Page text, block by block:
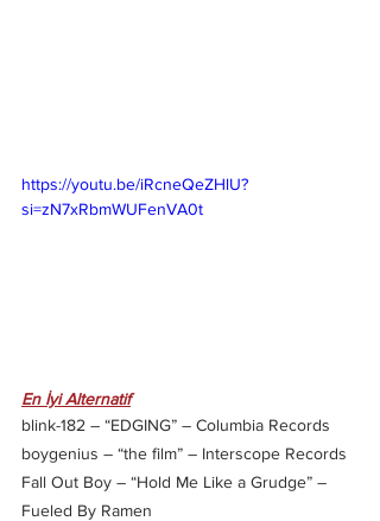
https://youtu.be/iRcneQeZHlU?
si=zN7xRbmWUFenVA0t
En İyi Alternatif
blink-182 – “EDGING” – Columbia Records
boygenius – “the film” – Interscope Records
Fall Out Boy – “Hold Me Like a Grudge” –
Fueled By Ramen